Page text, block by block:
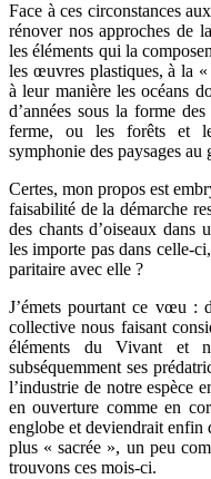
Face à ces circonstances
rénover nos approches de
les éléments qui la
les œuvres plastiques, à la
à leur manière les océans
d’années sous la forme
ferme, ou les forêts et
symphonie des paysages au
Certes, mon propos est
faisabilité de la démarche
des chants d’oiseaux
les importe pas dans celle-
paritaire avec elle ?
J’émets pourtant ce vœu :
collective nous faisant
éléments du Vivant et
subséquemment ses
l’industrie de notre espèce
en ouverture comme en
englobe et deviendrait enfin
plus « sacrée », un peu
trouvons ces mois-ci.